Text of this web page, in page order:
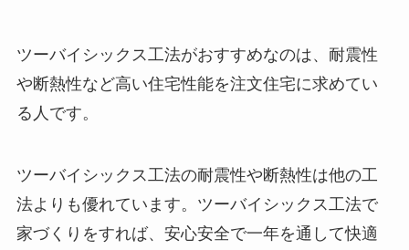
ツーバイシックス工法がおすすめなのは、耐震性
や断熱性など高い住宅性能を注文住宅に求めてい
る人です。
ツーバイシックス工法の耐震性や断熱性は他の工
法よりも優れています。ツーバイシックス工法で
家づくりをすれば、安心安全で一年を通して快適